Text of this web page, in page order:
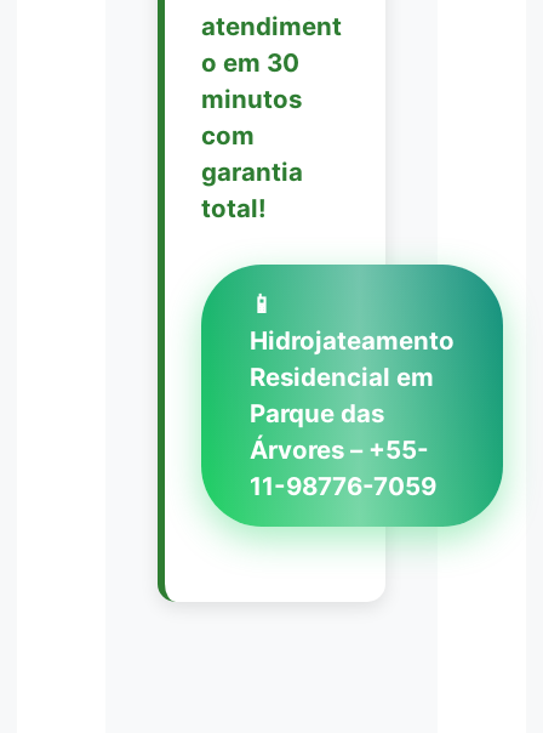
atendiment
o em 30
minutos
com
garantia
total!
📱
Hidrojateamento
Residencial em
Parque das
Árvores – +55-
11-98776-7059